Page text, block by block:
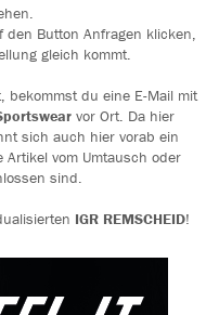
Button Anfragen klicken,
gleich kommt.
bekommst du eine E-Mail mit
vor Ort. Da hier
sich auch hier vorab ein
vom Umtausch oder
sind.
IGR REMSCHEID!